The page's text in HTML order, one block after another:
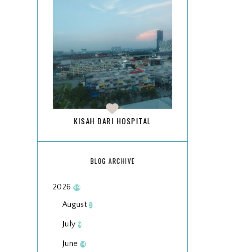
KISAH DARI HOSPITAL
BLOG ARCHIVE
2026 99
August3
July 9
June 14